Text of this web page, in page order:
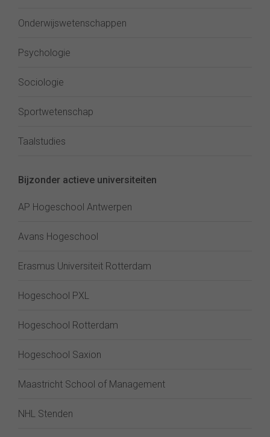
Onderwijswetenschappen
Psychologie
Sociologie
Sportwetenschap
Taalstudies
Bijzonder actieve universiteiten
AP Hogeschool Antwerpen
Avans Hogeschool
Erasmus Universiteit Rotterdam
Hogeschool PXL
Hogeschool Rotterdam
Hogeschool Saxion
Maastricht School of Management
NHL Stenden